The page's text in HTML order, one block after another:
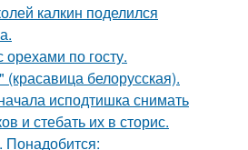
калкин поделился
по госту.
белорусская).
исподтишка снимать
и стебать их в сторис.
Понадобится: